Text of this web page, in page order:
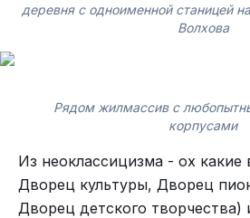
деревня с одноименной станицей
Волхова
Рядом жилмассив с
корпусами
Из неоклассицизма - ох какие
Дворец культуры, Дворец
Дворец детского творчества)